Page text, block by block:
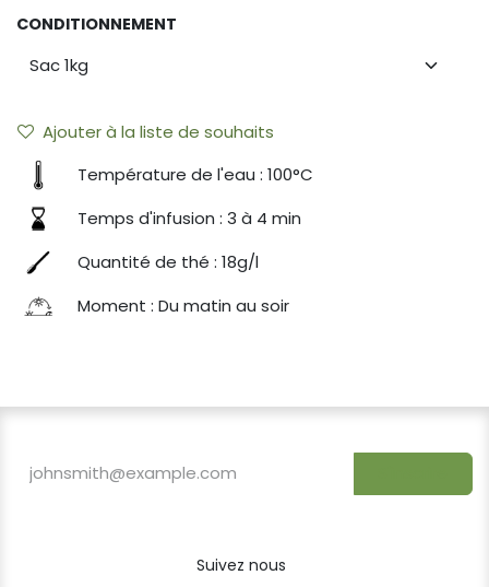
CONDITIONNEMENT
Ajouter à la liste de souhaits
Température de l'eau : 100°C
Temps d'infusion : 3 à 4 min
Quantité de thé : 18g/l
Moment : Du matin au soir
Suivez nous